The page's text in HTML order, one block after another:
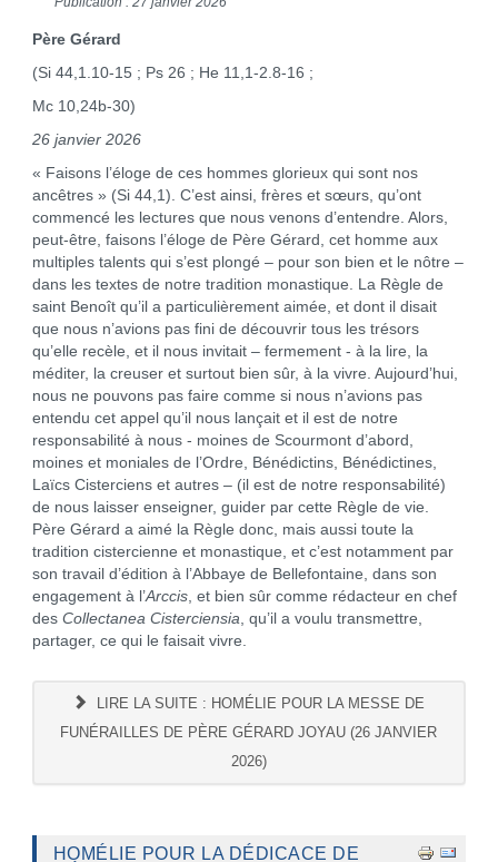
Père Gérard
(Si 44,1.10-15 ; Ps 26 ; He 11,1-2.8-16 ;
Mc 10,24b-30)
26 janvier 2026
« Faisons l’éloge de ces hommes glorieux qui sont nos
ancêtres » (Si 44,1). C’est ainsi, frères et sœurs, qu’ont
commencé les lectures que nous venons d’entendre. Alors,
peut-être, faisons l’éloge de Père Gérard, cet homme aux
multiples talents qui s’est plongé – pour son bien et le nôtre –
dans les textes de notre tradition monastique. La Règle de
saint Benoît qu’il a particulièrement aimée, et dont il disait
que nous n’avions pas fini de découvrir tous les trésors
qu’elle recèle, et il nous invitait – fermement - à la lire, la
méditer, la creuser et surtout bien sûr, à la vivre. Aujourd’hui,
nous ne pouvons pas faire comme si nous n’avions pas
entendu cet appel qu’il nous lançait et il est de notre
responsabilité à nous - moines de Scourmont d’abord,
moines et moniales de l’Ordre, Bénédictins, Bénédictines,
Laïcs Cisterciens et autres – (il est de notre responsabilité)
de nous laisser enseigner, guider par cette Règle de vie.
Père Gérard a aimé la Règle donc, mais aussi toute la
tradition cistercienne et monastique, et c’est notamment par
son travail d’édition à l’Abbaye de Bellefontaine, dans son
engagement à l’Arccis, et bien sûr comme rédacteur en chef
des Collectanea Cisterciensia, qu’il a voulu transmettre,
partager, ce qui le faisait vivre.
LIRE LA SUITE : HOMÉLIE POUR LA MESSE DE
FUNÉRAILLES DE PÈRE GÉRARD JOYAU (26 JANVIER
2026)
HOMÉLIE POUR LA DÉDICACE DE